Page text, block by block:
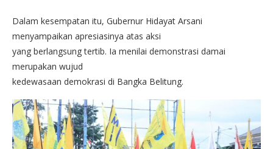
Dalam kesempatan itu, Gubernur Hidayat Arsani
menyampaikan apresiasinya atas aksi
yang berlangsung tertib. Ia menilai demonstrasi damai
merupakan wujud
kedewasaan demokrasi di Bangka Belitung.